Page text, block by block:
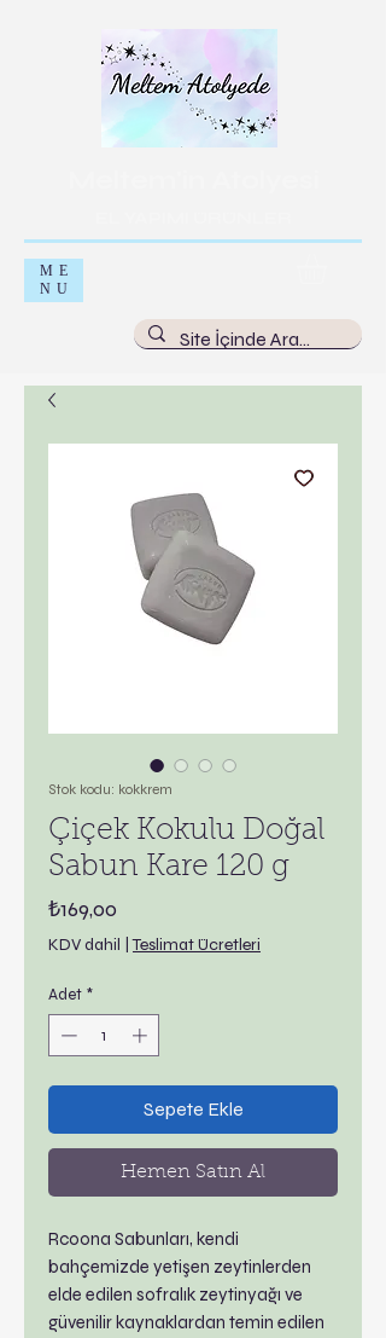
ME
NU
Stok kodu: kokkrem
Çiçek Kokulu Doğal
Sabun Kare 120 g
₺169,00
KDV dahil |Teslimat Ücretleri
Adet *
Sepete Ekle
Hemen Satın Al
Rcoona Sabunları, kendi
bahçemizde yetişen zeytinlerden
elde edilen sofralık zeytinyağı ve
güvenilir kaynaklardan temin edilen